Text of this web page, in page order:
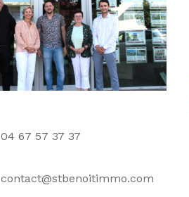
04 67 57 37 37
contact@stbenoitimmo.com